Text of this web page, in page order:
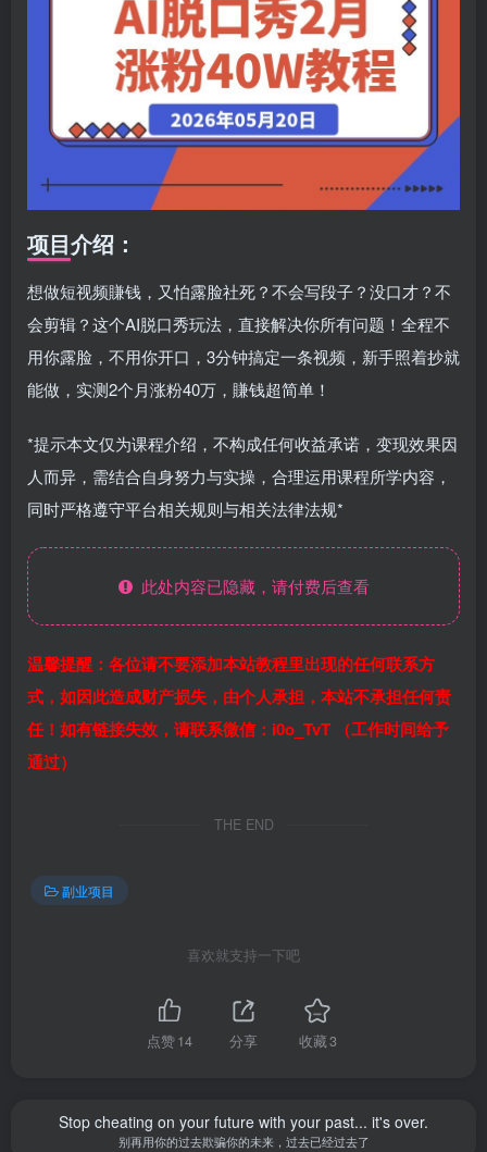
项目介绍：
想做短视频賺钱，又怕露脸社死？不会写段子？没口才？不
会剪辑？这个AI脱口秀玩法，直接解决你所有问题！全程不
用你露脸，不用你开口，3分钟搞定一条视频，新手照着抄就
能做，实测2个月涨粉40万，賺钱超简单！
*提示本文仅为课程介绍，不构成任何收益承诺，变现效果因
人而异，需结合自身努力与实操，合理运用课程所学内容，
同时严格遵守平台相关规则与相关法律法规*
此处内容已隐藏，请付费后查看
温馨提醒：各位请不要添加本站教程里出现的任何联系方
式，如因此造成财产损失，由个人承担，本站不承担任何责
任！如有链接失效，请联系微信：i0o_TvT （工作时间给予
通过）
THE END
副业项目
喜欢就支持一下吧
点赞14 分享 收藏3
Stop cheating on your future with your past... it's over.
别再用你的过去欺骗你的未来，过去已经过去了